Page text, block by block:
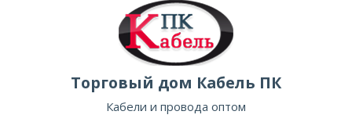
Торговый дом Кабель ПК
Кабели и провода оптом